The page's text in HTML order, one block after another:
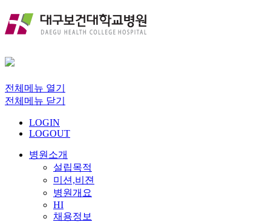
전체메뉴 열기
전체메뉴 닫기
LOGIN
LOGOUT
병원소개
설립목적
미션,비젼
병원개요
HI
채용정보